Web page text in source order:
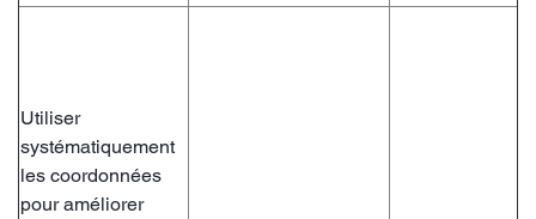
Utiliser
systématiquement
les coordonnées
pour améliorer